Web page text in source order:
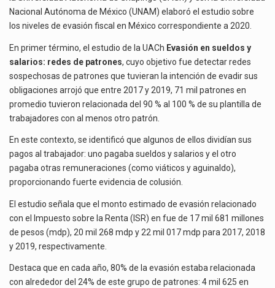
La inversión fija bruta en México registró un aumento de 1.1% interanual en mayo de…
El gobierno de Estados Unidos anunciará un arancel del 15 % sobre los productos fabricados…
El Departamento de Agricultura de Estados Unidos (USDA) suspendió el 5 de agosto de 2026…
FISCAL
PARA
Nacional Autónoma de México (UNAM) elaboró el estudio sobre
los niveles de evasión fiscal en México correspondiente a 2020.
En primer término, el estudio de la UACh Evasión en sueldos y
salarios: redes de patrones, cuyo objetivo fue detectar redes
sospechosas de patrones que tuvieran la intención de evadir sus
obligaciones arrojó que entre 2017 y 2019, 71 mil patrones en
promedio tuvieron relacionada del 90 % al 100 % de su plantilla de
trabajadores con al menos otro patrón.
En este contexto, se identificó que algunos de ellos dividían sus
pagos al trabajador: uno pagaba sueldos y salarios y el otro
pagaba otras remuneraciones (como viáticos y aguinaldo),
proporcionando fuerte evidencia de colusión.
El estudio señala que el monto estimado de evasión relacionado
con el Impuesto sobre la Renta (ISR) en fue de 17 mil 681 millones
de pesos (mdp), 20 mil 268 mdp y 22 mil 017 mdp para 2017, 2018
y 2019, respectivamente.
Destaca que en cada año, 80% de la evasión estaba relacionada
con alrededor del 24% de este grupo de patrones: 4 mil 625 en